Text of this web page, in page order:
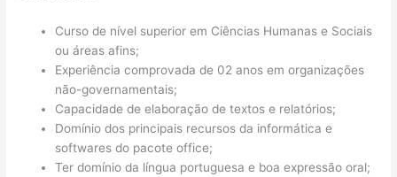
Curso de nível superior em Ciências Humanas e Sociais
ou áreas afins;
Experiência comprovada de 02 anos em organizações
não-governamentais;
Capacidade de elaboração de textos e relatórios;
Domínio dos principais recursos da informática e
softwares do pacote office;
Ter domínio da língua portuguesa e boa expressão oral;